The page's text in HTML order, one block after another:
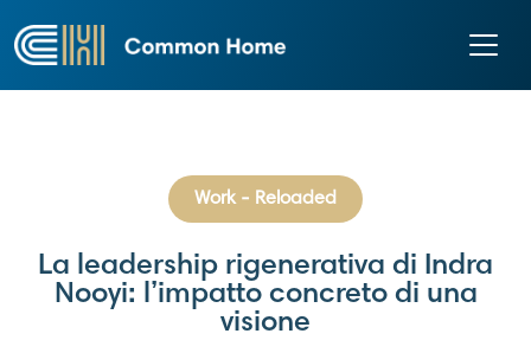
Work - Reloaded
La leadership rigenerativa di Indra
Nooyi: l’impatto concreto di una
visione